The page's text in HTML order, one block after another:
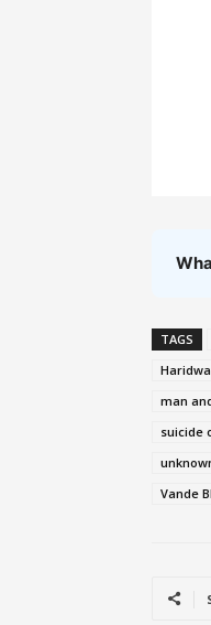
TAGS
man
suicide
Vande